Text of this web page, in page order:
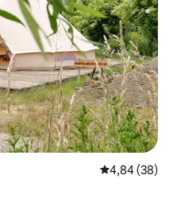
Classificação
4,84 (38)